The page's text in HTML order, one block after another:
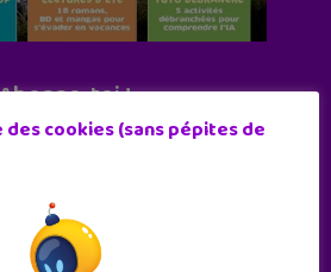
toi !
numéros par an
JE M'ABONNE !
cookies (sans pépites de